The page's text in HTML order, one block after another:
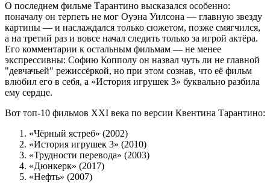
О последнем фильме Тарантино высказался особенно:
поначалу он терпеть не мог Оуэна Уилсона — главную звезду
картины — и наслаждался только сюжетом, позже смягчился,
а на третий раз и вовсе начал следить только за игрой актёра.
Его комментарии к остальным фильмам — не менее
экспрессивны: Софию Копполу он назвал чуть ли не главной
"девчачьей" режиссёркой, но при этом сознав, что её фильм
влюбил его в себя, а «История игрушек 3» буквально разбила
ему сердце.
Вот топ-10 фильмов XXI века по версии Квентина Тарантино:
«Чёрный ястреб» (2002)
«История игрушек 3» (2010)
«Трудности перевода» (2003)
«Дюнкерк» (2017)
«Нефть» (2007)